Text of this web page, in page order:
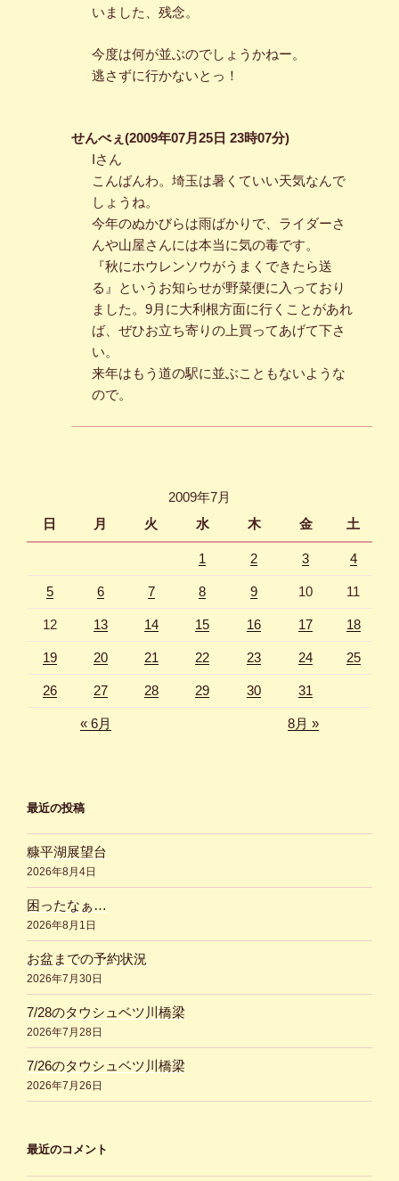
いました、残念。
今度は何が並ぶのでしょうかねー。
逃さずに行かないとっ！
せんべぇ(2009年07月25日 23時07分)
Iさん
こんばんわ。埼玉は暑くていい天気なんで
しょうね。
今年のぬかびらは雨ばかりで、ライダーさ
んや山屋さんには本当に気の毒です。
『秋にホウレンソウがうまくできたら送
る』というお知らせが野菜便に入っており
ました。9月に大利根方面に行くことがあれ
ば、ぜひお立ち寄りの上買ってあげて下さ
い。
来年はもう道の駅に並ぶこともないような
ので。
2009年7月
日
月 火 水 木 金 土
1 2 3 4
5 6 7 8 9 10 11
12 13 14 15 16 17 18
19 20 21 22 23 24 25
26 27 28 29 30 31
« 6月 8月 »
最近の投稿
糠平湖展望台
2026年8月4日
困ったなぁ…
2026年8月1日
お盆までの予約状況
2026年7月30日
7/28のタウシュベツ川橋梁
2026年7月28日
7/26のタウシュベツ川橋梁
2026年7月26日
最近のコメント